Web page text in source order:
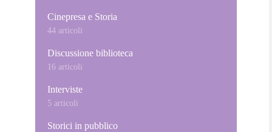
Cinepresa e Storia
44 articoli
Discussione biblioteca
16 articoli
Interviste
5 articoli
Storici in pubblico